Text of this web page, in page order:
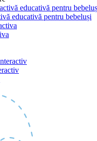
educativă pentru bebeluși